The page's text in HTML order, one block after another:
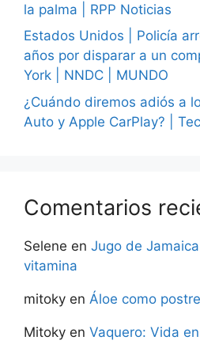
la palma | RPP Noticias
Estados Unidos | Policía
años por disparar a un
York | NNDC | MUNDO
¿Cuándo diremos adiós a
Auto y Apple CarPlay? |
Comentarios
Selene en Jugo de
vitamina
mitoky en Áloe como
Mitoky en Vaquero: Vida